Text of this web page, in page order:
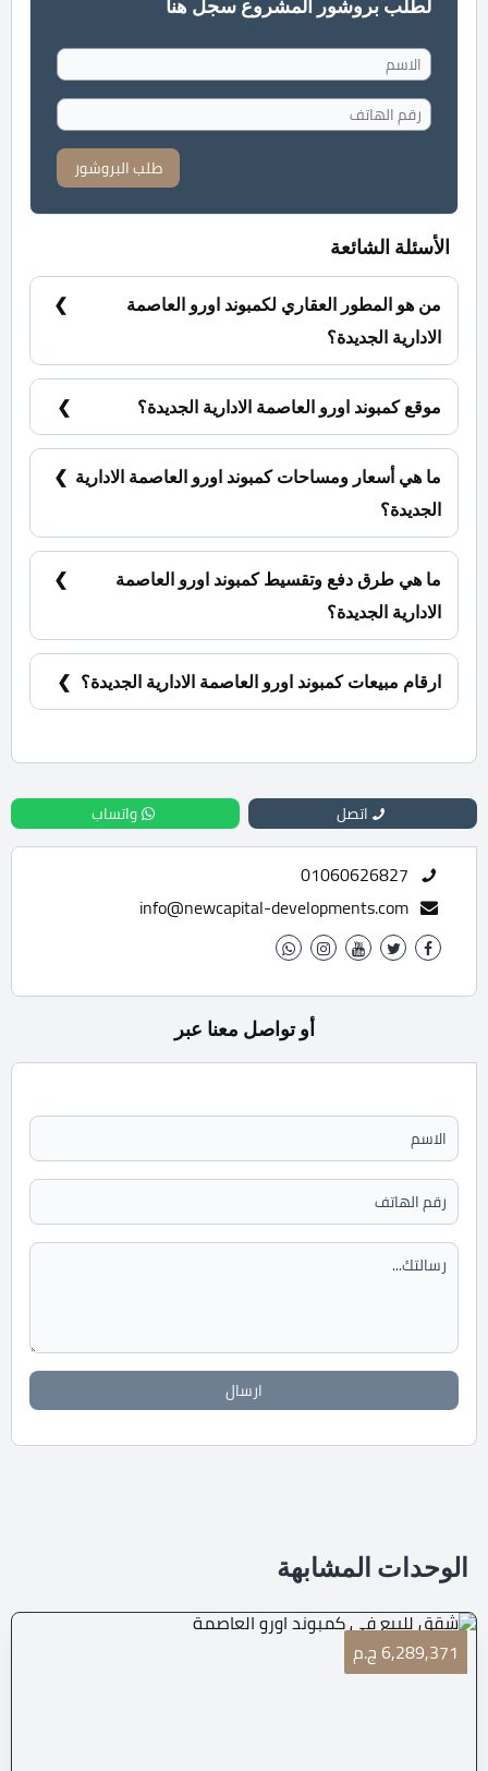
طلب البروشور
الأسئلة الشائعة
من هو المطور العقاري لكمبوند اورو العاصمة
الادارية الجديدة؟
شركة الشمس للإسكان والتعمير العقارية Ava Mina
Group.
موقع كمبوند اورو العاصمة الادارية الجديدة؟
يقع كمبوند اورو العاصمة الادارية الجديدة في الحي
السكني السابع تحديدا في قطاع E4.
ما هي أسعار ومساحات كمبوند اورو العاصمة الادارية
الجديدة؟
شقق سكنية بمساحات تبدأ من 196 متر مربع كما يبدأ
سعرها من 6,289,371 جنية.
ما هي طرق دفع وتقسيط كمبوند اورو العاصمة
الادارية الجديدة؟
دفع مقدم حجز 10% ويتم تقسيط باقي المبلغ علي 7
سنوات.
ارقام مبيعات كمبوند اورو العاصمة الادارية الجديدة؟
للحجز والاستفسار تواصل معنا الان : 01060626827
اتصل واتساب
01060626827
info@newcapital-developments.com
أو تواصل معنا عبر
ارسال
الوحدات المشابهة
6,289,371 ج.م